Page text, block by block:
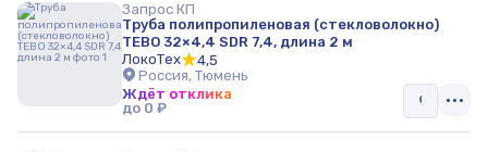
Водоподготовка, фильтрация воды
Водоотведение
Комплекты водосточной системы
Запрос КП
Труба полипропиленовая (стекловолокно)
TEBO 32×4,4 SDR 7,4, длина 2 м
ЛокоТех
4,5
Россия, Тюмень
Ждёт отклика
до 0 ₽